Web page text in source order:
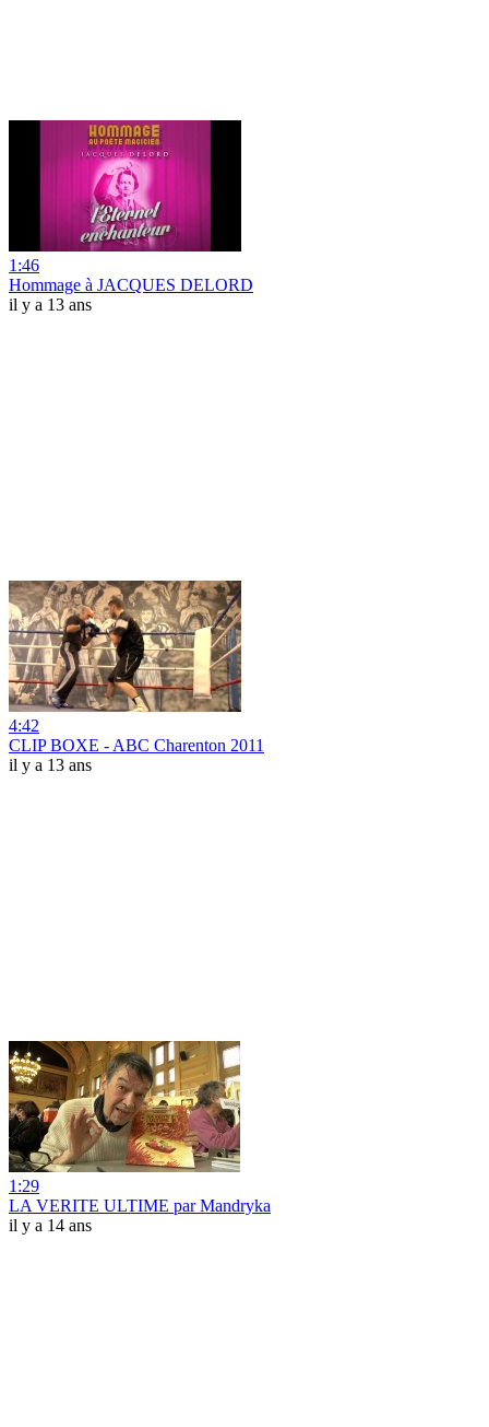
1:46
Hommage à JACQUES DELORD
il y a 13 ans
4:42
CLIP BOXE - ABC Charenton 2011
il y a 13 ans
1:29
LA VERITE ULTIME par Mandryka
il y a 14 ans